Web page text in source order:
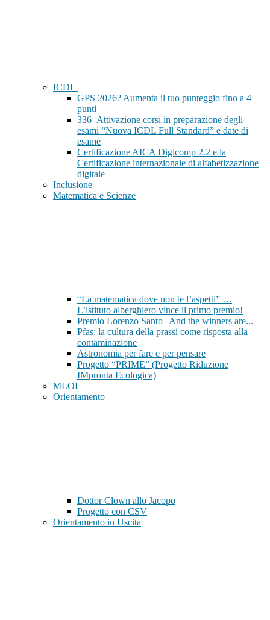
ICDL
GPS 2026? Aumenta il tuo punteggio fino a 4
punti
336_Attivazione corsi in preparazione degli
esami “Nuova ICDL Full Standard” e date di
esame
Certificazione AICA Digicomp 2.2 e la
Certificazione internazionale di alfabetizzazione
digitale
Inclusione
Matematica e Scienze
“La matematica dove non te l’aspetti” …
L’istituto alberghiero vince il primo premio!
Premio Lorenzo Santo | And the winners are...
Pfas: la cultura della prassi come risposta alla
contaminazione
Astronomia per fare e per pensare
Progetto “PRIME” (Progetto Riduzione
IMpronta Ecologica)
MLOL
Orientamento
Dottor Clown allo Jacopo
Progetto con CSV
Orientamento in Uscita